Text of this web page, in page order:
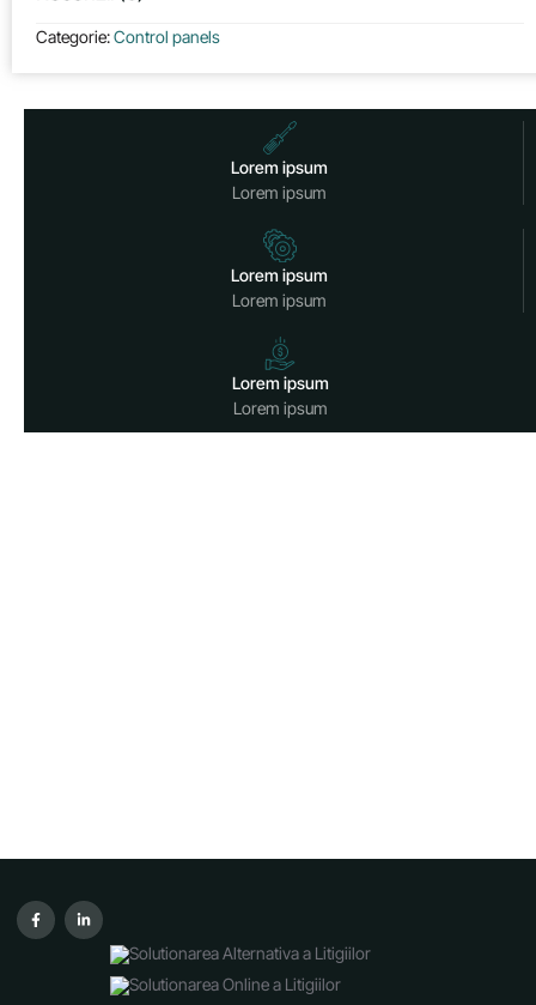
Categorie:Control panels
Lorem ipsum
Lorem ipsum
Lorem ipsum
Lorem ipsum
Lorem ipsum
Lorem ipsum